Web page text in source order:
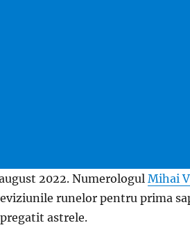
2022. Numerologul Mihai
runelor pentru prima
astrele.